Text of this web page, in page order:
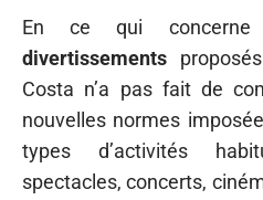
En ce qui
divertissements
Costa n’a pas fait de
nouvelles normes
types d’activités
spectacles, concerts,